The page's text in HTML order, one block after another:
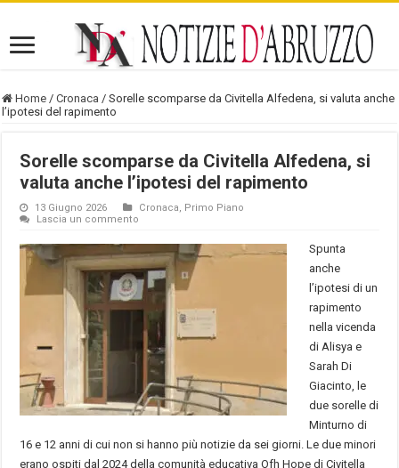
Home / Cronaca / Sorelle scomparse da Civitella Alfedena, si valuta anche
l’ipotesi del rapimento
Sorelle scomparse da Civitella Alfedena, si
valuta anche l’ipotesi del rapimento
13 Giugno 2026 Cronaca, Primo Piano
Lascia un commento
Spunta
anche
l’ipotesi di un
rapimento
nella vicenda
di Alisya e
Sarah Di
Giacinto, le
due sorelle di
Minturno di
16 e 12 anni di cui non si hanno più notizie da sei giorni. Le due minori
erano ospiti dal 2024 della comunità educativa Ofh Hope di Civitella